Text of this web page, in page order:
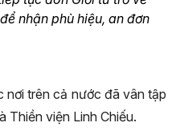
nhận phù hiệu, an đơn
nơi trên cả nước đã vân tập
Thiền viện Linh Chiếu.